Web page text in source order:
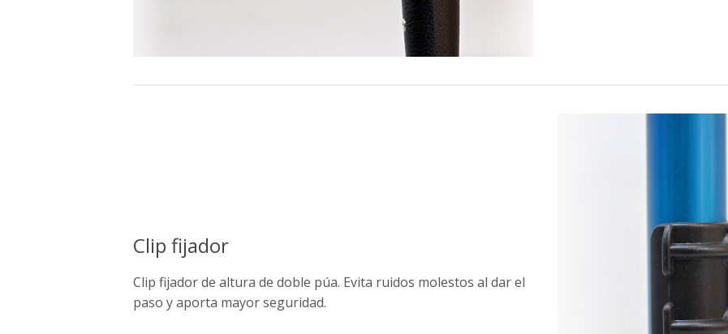
Clip fijador
Clip fijador de altura de doble púa. Evita ruidos molestos al dar el
paso y aporta mayor seguridad.